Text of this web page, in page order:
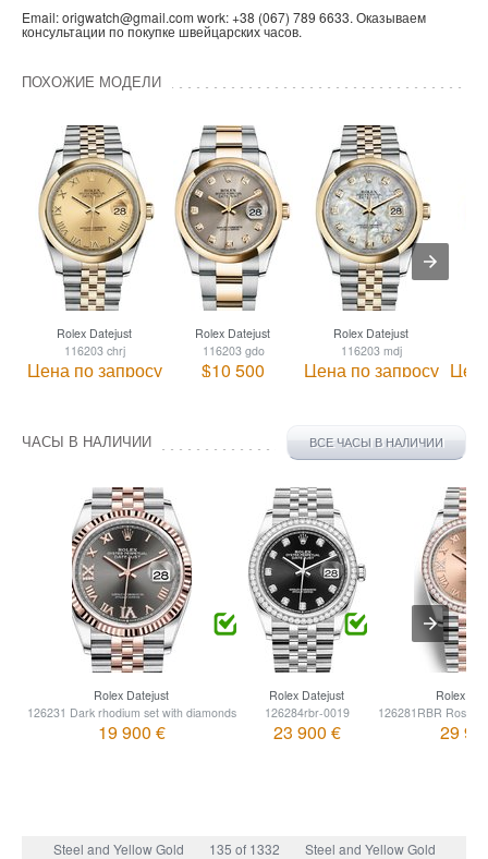
Email: origwatch@gmail.com work: +38 (067) 789 6633. Оказываем
консультации по покупке швейцарских часов.
ПОХОЖИЕ МОДЕЛИ
Rolex Datejust
116203 chrj
Цена по запросу
Rolex Datejust
116203 gdo
$10 500
Rolex Datejust
116203 mdj
Цена по запросу
ЧАСЫ В НАЛИЧИИ ВСЕ ЧАСЫ В НАЛИЧИИ
Rolex Datejust
126231 Dark rhodium set with diamonds
19 900 €
Rolex Datejust
126284rbr-0019
23 900 €
Rolex
126281RBR Rose
29
Steel and Yellow Gold 135 of 1332 Steel and Yellow Gold